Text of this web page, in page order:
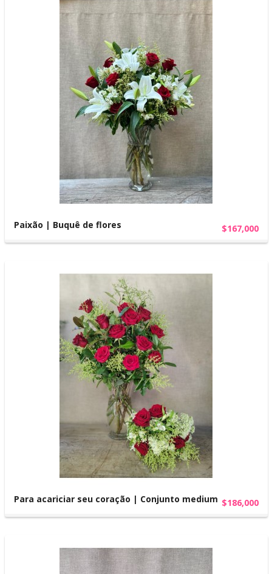
Paixão | Buquê de flores $167,000
Para acariciar seu coração | Conjunto medium $186,000